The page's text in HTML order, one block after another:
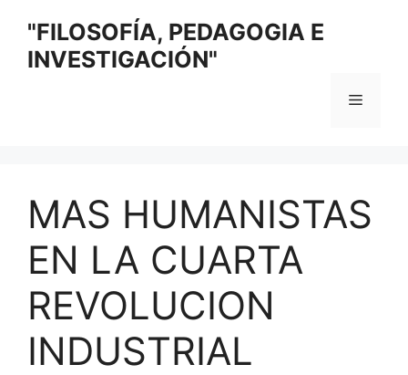
contenido
"FILOSOFÍA, PEDAGOGIA E
INVESTIGACIÓN"
Menú
MAS HUMANISTAS
EN LA CUARTA
REVOLUCION
INDUSTRIAL